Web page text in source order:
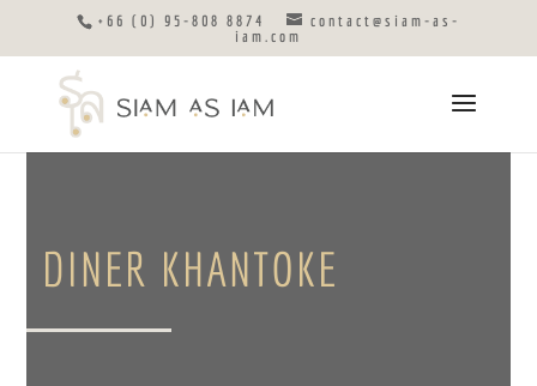
+66 (0) 95-808 8874
contact@siam-as-
iam.com
DINER KHANTOKE